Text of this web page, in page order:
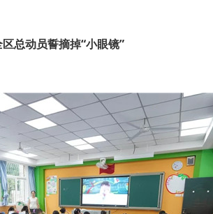
总动员誓摘掉“小眼镜”